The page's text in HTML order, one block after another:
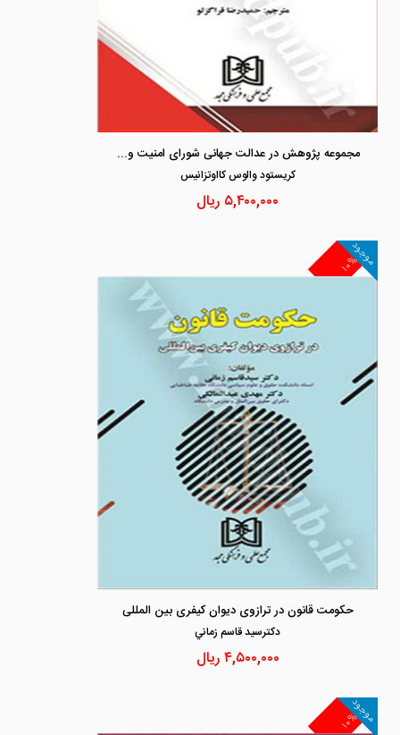
مجموعه پژوهش در عدالت جهانی شورای امنیت و محاکم کیفری بین المللی «اهمیت آیین تصمیم گیری»
كريستود والوس كااوتزانيس
۵,۴۰۰,۰۰۰ ریال
۱۰%
موجود
حکومت قانون در ترازوی دیوان کیفری بین المللی
دكترسيد قاسم زماني
۴,۵۰۰,۰۰۰ریال
۱۰%
موجود